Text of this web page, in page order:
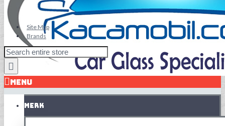
Site Map
Brands
MENU
MERK